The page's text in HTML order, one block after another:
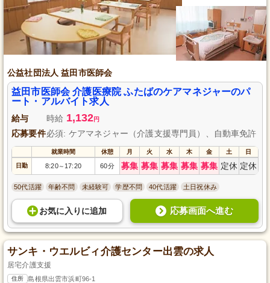
公益社団法人 益田市医師会
益田市医師会 介護医療院 ふたばのケアマネジャーのパ
ート・アルバイト求人
給与 時給 1,132円
応募要件必須: ケアマネジャー（介護支援専門員）、自動車免許
就業時間 休憩 月 火 水 木 金 土 日
日勤 8:20～ 17:20 60分 募集 募集 募集 募集 募集 定休 定休
50代活躍 年齢不問 未経験可 学歴不問 40代活躍 土日祝休み
お気に入り に追加 応募画面へ進む
サンキ・ウエルビィ介護センター出雲の求人
居宅介護支援
住所 島根県出雲市浜町96-1